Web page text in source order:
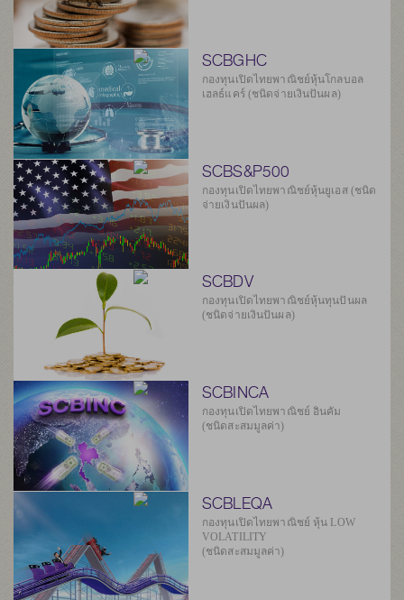
SCBGHC
กองทุนเปิดไทยพาณิชย์หุ้นโกลบอล
เฮลธ์แคร์ (ชนิดจ่ายเงินปันผล)
SCBS&P500
กองทุนเปิดไทยพาณิชย์หุ้นยูเอส (ชนิด
จ่ายเงินปันผล)
SCBDV
กองทุนเปิดไทยพาณิชย์หุ้นทุนปันผล
(ชนิดจ่ายเงินปันผล)
SCBINCA
กองทุนเปิดไทยพาณิชย์ อินคัม
(ชนิดสะสมมูลค่า)
SCBLEQA
กองทุนเปิดไทยพาณิชย์ หุ้น LOW
VOLATILITY
(ชนิดสะสมมูลค่า)